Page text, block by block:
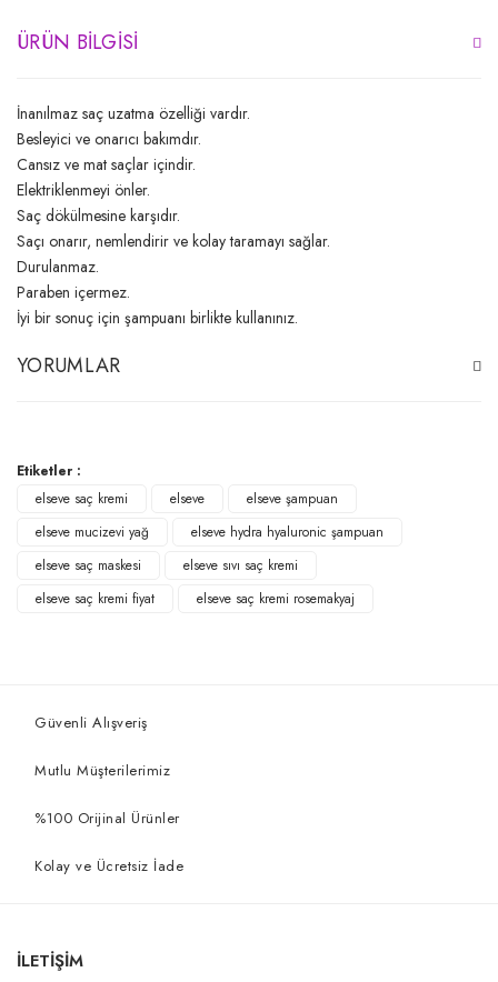
ÜRÜN BILGISI
İnanılmaz saç uzatma özelliği vardır.
Besleyici ve onarıcı bakımdır.
Cansız ve mat saçlar içindir.
Elektriklenmeyi önler.
Saç dökülmesine karşıdır.
Saçı onarır, nemlendirir ve kolay taramayı sağlar.
Durulanmaz.
Paraben içermez.
İyi bir sonuç için şampuanı birlikte kullanınız.
YORUMLAR
Etiketler :
elseve saç kremi
elseve
elseve şampuan
elseve mucizevi yağ
elseve hydra hyaluronic şampuan
elseve saç maskesi
elseve sıvı saç kremi
elseve saç kremi fiyat
elseve saç kremi rosemakyaj
Güvenli Alışveriş
Mutlu Müşterilerimiz
%100 Orijinal Ürünler
Kolay ve Ücretsiz İade
İLETİŞİM